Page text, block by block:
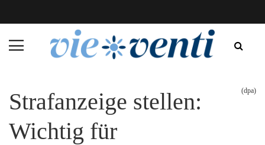
Strafanzeige stellen:
Wichtig für
(dpa)